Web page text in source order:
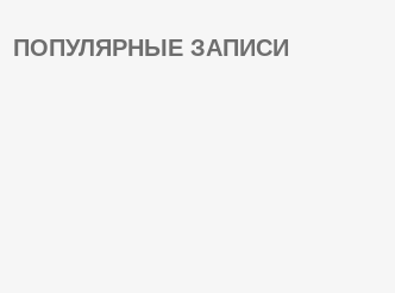
ПОПУЛЯРНЫЕ ЗАПИСИ